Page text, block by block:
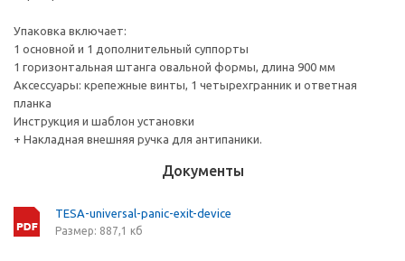
Упаковка включает:
1 основной и 1 дополнительный суппорты
1 горизонтальная штанга овальной формы, длина 900 мм
Аксессуары: крепежные винты, 1 четырехгранник и ответная
планка
Инструкция и шаблон установки
+ Накладная внешняя ручка для антипаники.
Документы
TESA-universal-panic-exit-device
Размер: 887,1 кб